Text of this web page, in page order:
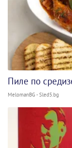
Пиле по
MelomanBG - Sled5.bg